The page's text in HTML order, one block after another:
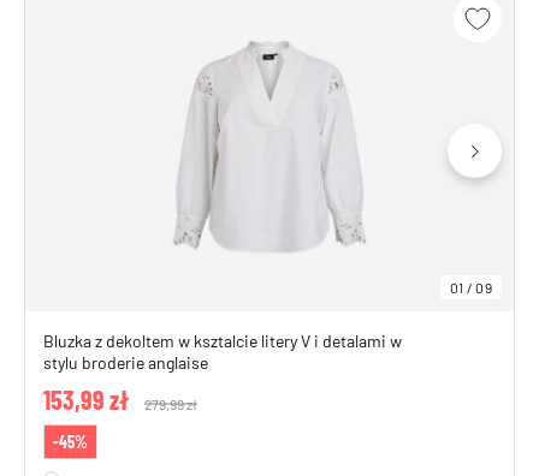
01 /09
Bluzka z dekoltem w ksztalcie litery V i detalami w
stylu broderie anglaise
Price reduced from
279,99 zł
153,99 zł
-45%